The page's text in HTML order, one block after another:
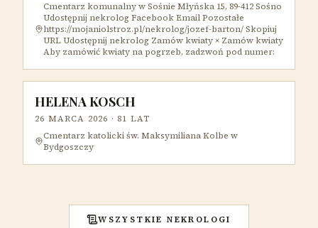
Cmentarz komunalny w Sośnie Młyńska 15, 89-412 Sośno
Udostępnij nekrolog Facebook Email Pozostałe
https://mojaniolstroz.pl/nekrolog/jozef-barton/ Skopiuj
URL Udostępnij nekrolog Zamów kwiaty × Zamów kwiaty
Aby zamówić kwiaty na pogrzeb, zadzwoń pod numer:
HELENA KOSCH
26 MARCA 2026 · 81 LAT
Cmentarz katolicki św. Maksymiliana Kolbe w
Bydgoszczy
WSZYSTKIE NEKROLOGI